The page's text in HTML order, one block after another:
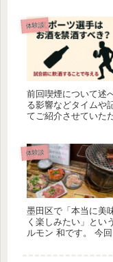
体験談
前回喫煙について述
る影響などタイムや
てご紹介させていた
体験談
墨田区で「本当に美
く楽しみたい」とい
ルモン 和です。 今